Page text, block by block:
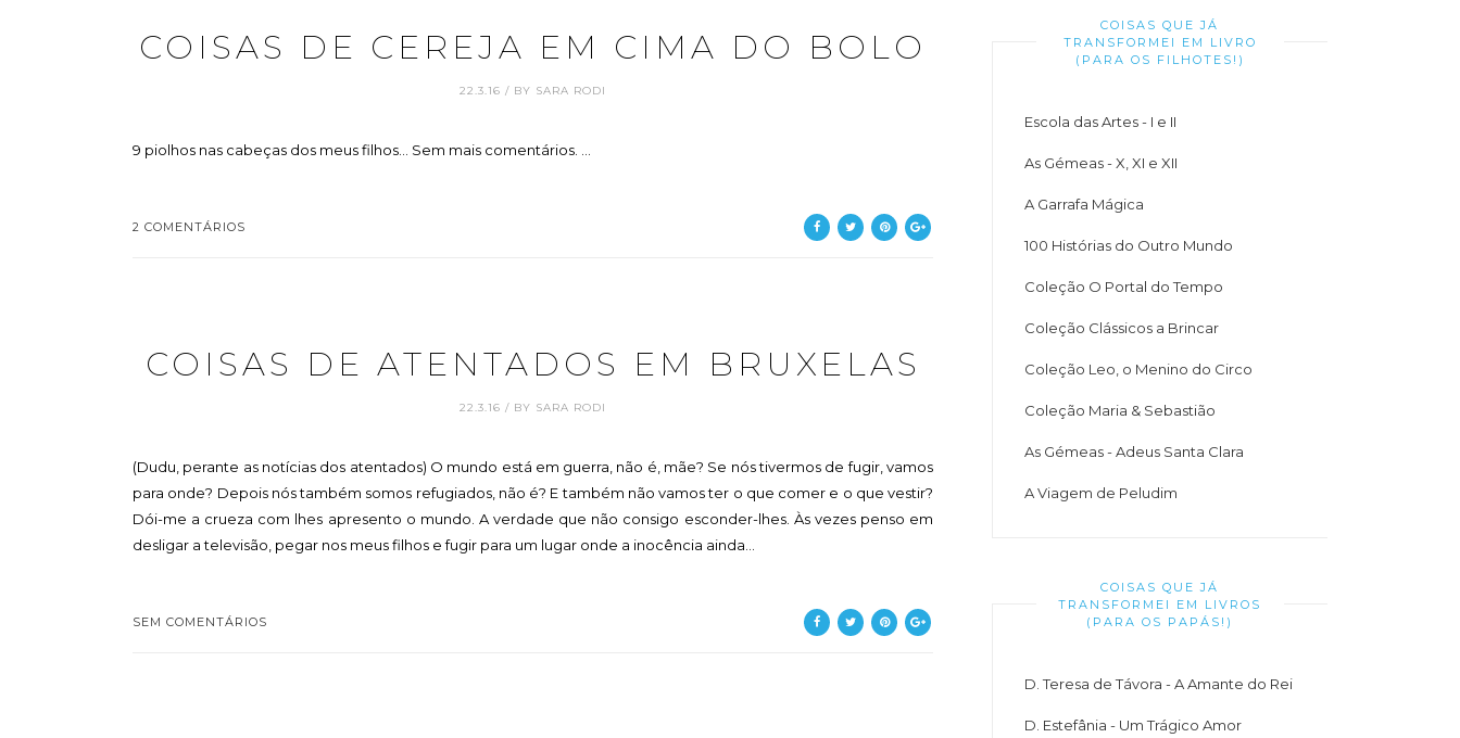
COISAS DE CEREJA EM CIMA DO BOLO
22.3.16 / BY SARA RODI
9 piolhos nas cabeças dos meus filhos... Sem mais comentários. ...
2 COMENTÁRIOS
COISAS DE ATENTADOS EM BRUXELAS
22.3.16 / BY SARA RODI
(Dudu, perante as notícias dos atentados) O mundo está em guerra, não é, mãe? Se nós tivermos de fugir, vamos
para onde? Depois nós também somos refugiados, não é? E também não vamos ter o que comer e o que vestir?
Dói-me a crueza com lhes apresento o mundo. A verdade que não consigo esconder-lhes. Às vezes penso em
desligar a televisão, pegar nos meus filhos e fugir para um lugar onde a inocência ainda...
SEM COMENTÁRIOS
COISAS QUE JÁ
TRANSFORMEI EM LIVRO
(PARA OS FILHOTES!)
Escola das Artes - I e II
As Gémeas - X, XI e XII
A Garrafa Mágica
100 Histórias do Outro Mundo
Coleção O Portal do Tempo
Coleção Clássicos a Brincar
Coleção Leo, o Menino do Circo
Coleção Maria & Sebastião
As Gémeas - Adeus Santa Clara
A Viagem de Peludim
COISAS QUE JÁ
TRANSFORMEI EM LIVROS
(PARA OS PAPÁS!)
D. Teresa de Távora - A Amante do Rei
D. Estefânia - Um Trágico Amor